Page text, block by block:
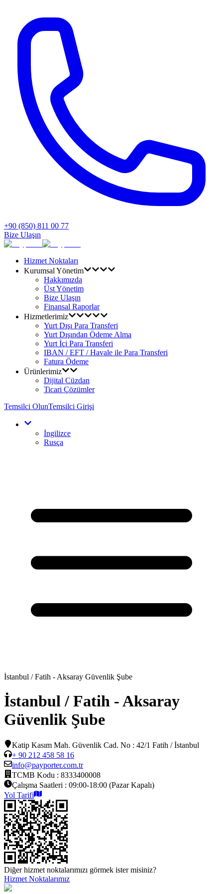
+90 (850) 811 00 77
Bize Ulaşın
Hizmet Noktaları
Kurumsal Yönetim
Hakkımızda
Üst Yönetim
Bize Ulaşın
Finansal Raporlar
Hizmetlerimiz
Yurt Dışı Para Transferi
Yurt Dışından Ödeme Alma
Yurt İçi Para Transferi
IBAN / EFT / Havale ile Para Transferi
Fatura Ödeme
Ürünlerimiz
Dijital Cüzdan
Ticari Çözümler
Temsilci OlunTemsilci Girişi
İngilizce
Rusça
İstanbul / Fatih - Aksaray Güvenlik Şube
İstanbul / Fatih - Aksaray
Güvenlik Şube
Katip Kasım Mah. Güvenlik Cad. No : 42/1 Fatih / İstanbul
+ 90 212 458 58 16
info@payporter.com.tr
TCMB Kodu : 8333400008
Çalışma Saatleri : 09:00-18:00 (Pazar Kapalı)
Yol Tarifi
Diğer hizmet noktalarımızı görmek ister misiniz?
Hizmet Noktalarımız